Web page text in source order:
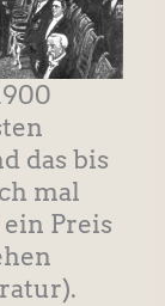
das bis
mal
Preis